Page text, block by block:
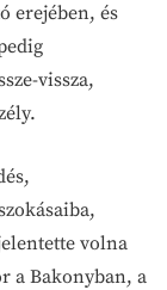
erejében, és
vissza,
volna
a Bakonyban, a